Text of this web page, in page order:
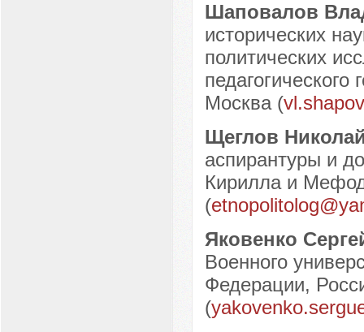
Шаповалов
исторических
политических
педагогического
Москва (
Щеглов
аспирантуры и
Кирилла и
(
Яковенко
Военного
Федерации,
(